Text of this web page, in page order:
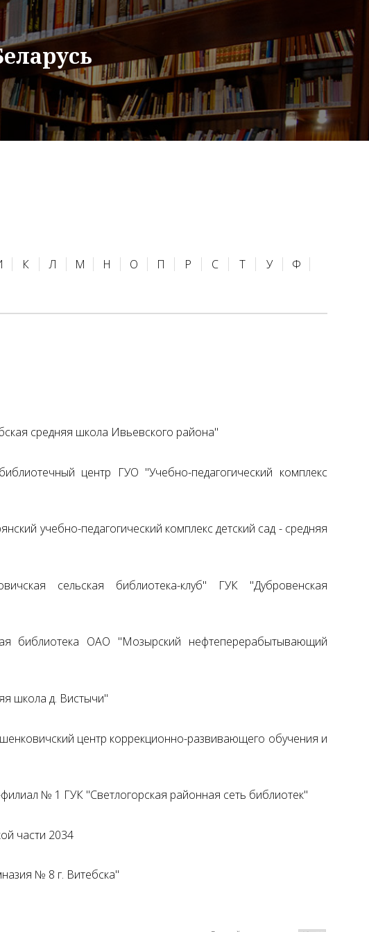
К Л М Н О П Р С Т У
Ф
средняя школа Ивьевского района"
центр ГУО "Учебно-педагогический комплекс
учебно-педагогический комплекс детский сад - средняя
сельская библиотека-клуб" ГУК "Дубровенская
библиотека ОАО "Мозырский нефтеперерабытывающий
школа д. Вистычи"
центр коррекционно-развивающего обучения и
№ 1 ГУК "Светлогорская районная сеть библиотек"
части 2034
№ 8 г. Витебска"